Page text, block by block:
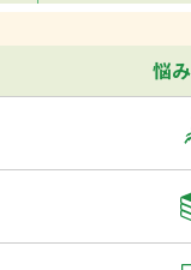
悩